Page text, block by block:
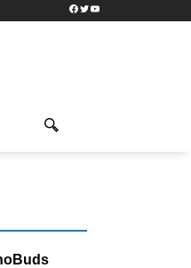
Facebook
TwitterYouTube